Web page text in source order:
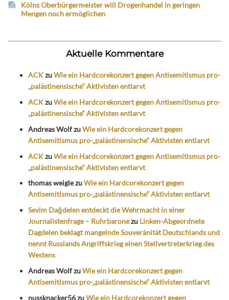
Kölns Oberbürgermeister will Drogenhandel in geringen
Mengen noch ermöglichen
Aktuelle Kommentare
ACKzuWie ein Hardcorekonzert gegen Antisemitismus pro-
„palästinensische“ Aktivisten entlarvt
ACKzuWie ein Hardcorekonzert gegen Antisemitismus pro-
„palästinensische“ Aktivisten entlarvt
Andreas WolfzuWie ein Hardcorekonzert gegen
Antisemitismus pro-„palästinensische“ Aktivisten entlarvt
ACKzuWie ein Hardcorekonzert gegen Antisemitismus pro-
„palästinensische“ Aktivisten entlarvt
thomas weiglezuWie ein Hardcorekonzert gegen
Antisemitismus pro-„palästinensische“ Aktivisten entlarvt
Sevim Dağdelen entdeckt die Wehrmacht in einer
Journalistenfrage – Ruhrbaronezu Linken-Abgeordnete
Dagdelen beklagt mangelnde Souveränität Deutschlands und
nennt Russlands Angriffskrieg einen Stellvertreterkrieg des
Westens
Andreas WolfzuWie ein Hardcorekonzert gegen
Antisemitismus pro-„palästinensische“ Aktivisten entlarvt
nussknacker56zuWie ein Hardcorekonzert gegen